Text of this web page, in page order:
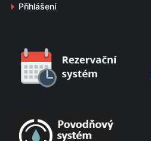
Přihlášení